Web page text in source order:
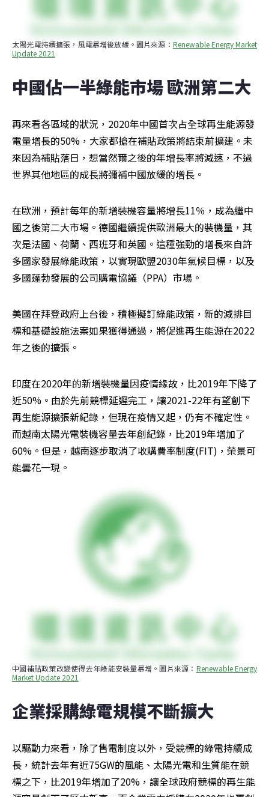
太陽光電持續擴張，風電暴增後放緩。圖片來源： Renewable Energy Market
Update 2021
中國佔一半綠能市場 歐洲第二大
再來看各區域的狀況，2020年中國首次占全球再生能源發
電量增長的50%，大家都搶在補貼政策將結束前擴建。未
來因為補貼落日，想當然爾之後的年增長率將減速，不過
世界其他地區的成長將彌補中國放緩的增長。
在歐洲，預計每年的新增裝機容量將增長11％，成為繼中
國之後第二大市場。德國繼續提供歐洲最大的裝機量，其
次是法國、荷蘭、西班牙和英國。這種強勁的增長來自許
多國家發展綠能政策，以實現歐盟2030年氣候目標，以及
多國蓬勃發展的公司購電協議（PPA）市場。
美國在拜登政府上台後，積極擬訂綠能政策，新的減排目
標和基礎設施法案如果獲得通過，將促進再生能源在2022
年之後的擴張。
印度在2020年的新增裝機量因疫情緣故，比2019年下降了
近50%。由於先前競標延遲完工，讓2021-22年有望創下
再生能源擴張新紀錄，但現在疫情又起，仍有不確定性。
而越南太陽光電裝機容量去年創紀錄，比2019年增加了
60%。但是，越南逐步取消了收購費率制度(FIT)，榮景可
能曇花一現。
中國補貼政策改變使得去年綠能安裝量暴增。圖片來源： Renewable Energy
Market Update 2021
企業採購綠電規模不斷擴大
以驅動力來看，除了售電制度以外，受競標的綠電持續成
長，統計去年有近75GW的風能、太陽光電和生質能在競
標之下，比2019年增加了20%，讓全球政府競標的再生能